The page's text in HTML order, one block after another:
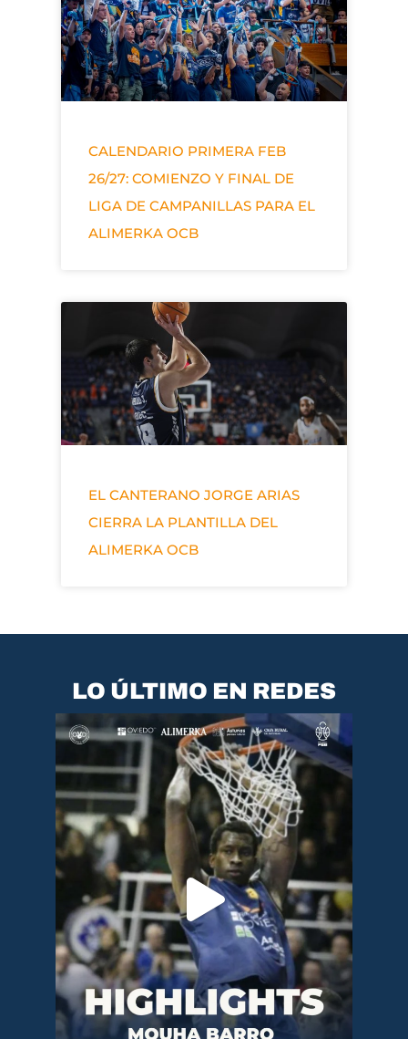
CALENDARIO PRIMERA FEB
26/27: COMIENZO Y FINAL DE
LIGA DE CAMPANILLAS PARA EL
ALIMERKA OCB
EL CANTERANO JORGE ARIAS
CIERRA LA PLANTILLA DEL
ALIMERKA OCB
LO ÚLTIMO EN REDES